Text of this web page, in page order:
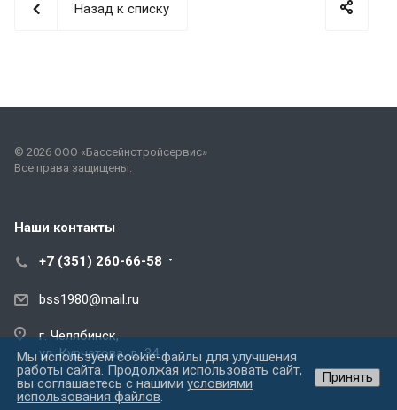
Назад к списку
© 2026 ООО «Бассейнстройсервис»
Все права защищены.
Наши контакты
+7 (351) 260-66-58
bss1980@mail.ru
г. Челябинск,
ул. Курчатова, д. 34
Мы используем cookie-файлы для улучшения
работы сайта. Продолжая использовать сайт,
вы соглашаетесь с нашимиусловиями
использования файлов.
Принять